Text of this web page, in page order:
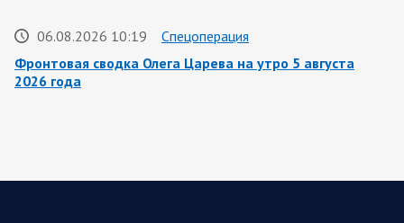
06.08.2026 10:19
Спецоперация
Фронтовая сводка Олега Царева на утро 5 августа
2026 года